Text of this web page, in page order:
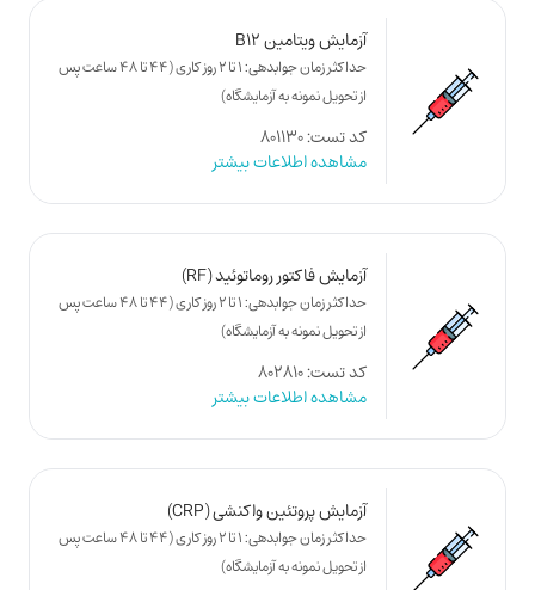
آزمایش ویتامین B12
حداکثر زمان جوابدهی: 1 تا 2 روز کاری (44 تا 48 ساعت پس
از تحویل نمونه به آزمایشگاه)
کد تست: 801130
مشاهده اطلاعات بیشتر
آزمایش فاکتور روماتوئید (RF)
حداکثر زمان جوابدهی: 1 تا 2 روز کاری (44 تا 48 ساعت پس
از تحویل نمونه به آزمایشگاه)
کد تست: 802810
مشاهده اطلاعات بیشتر
آزمایش پروتئین واکنشی (CRP)
حداکثر زمان جوابدهی: 1 تا 2 روز کاری (44 تا 48 ساعت پس
از تحویل نمونه به آزمایشگاه)